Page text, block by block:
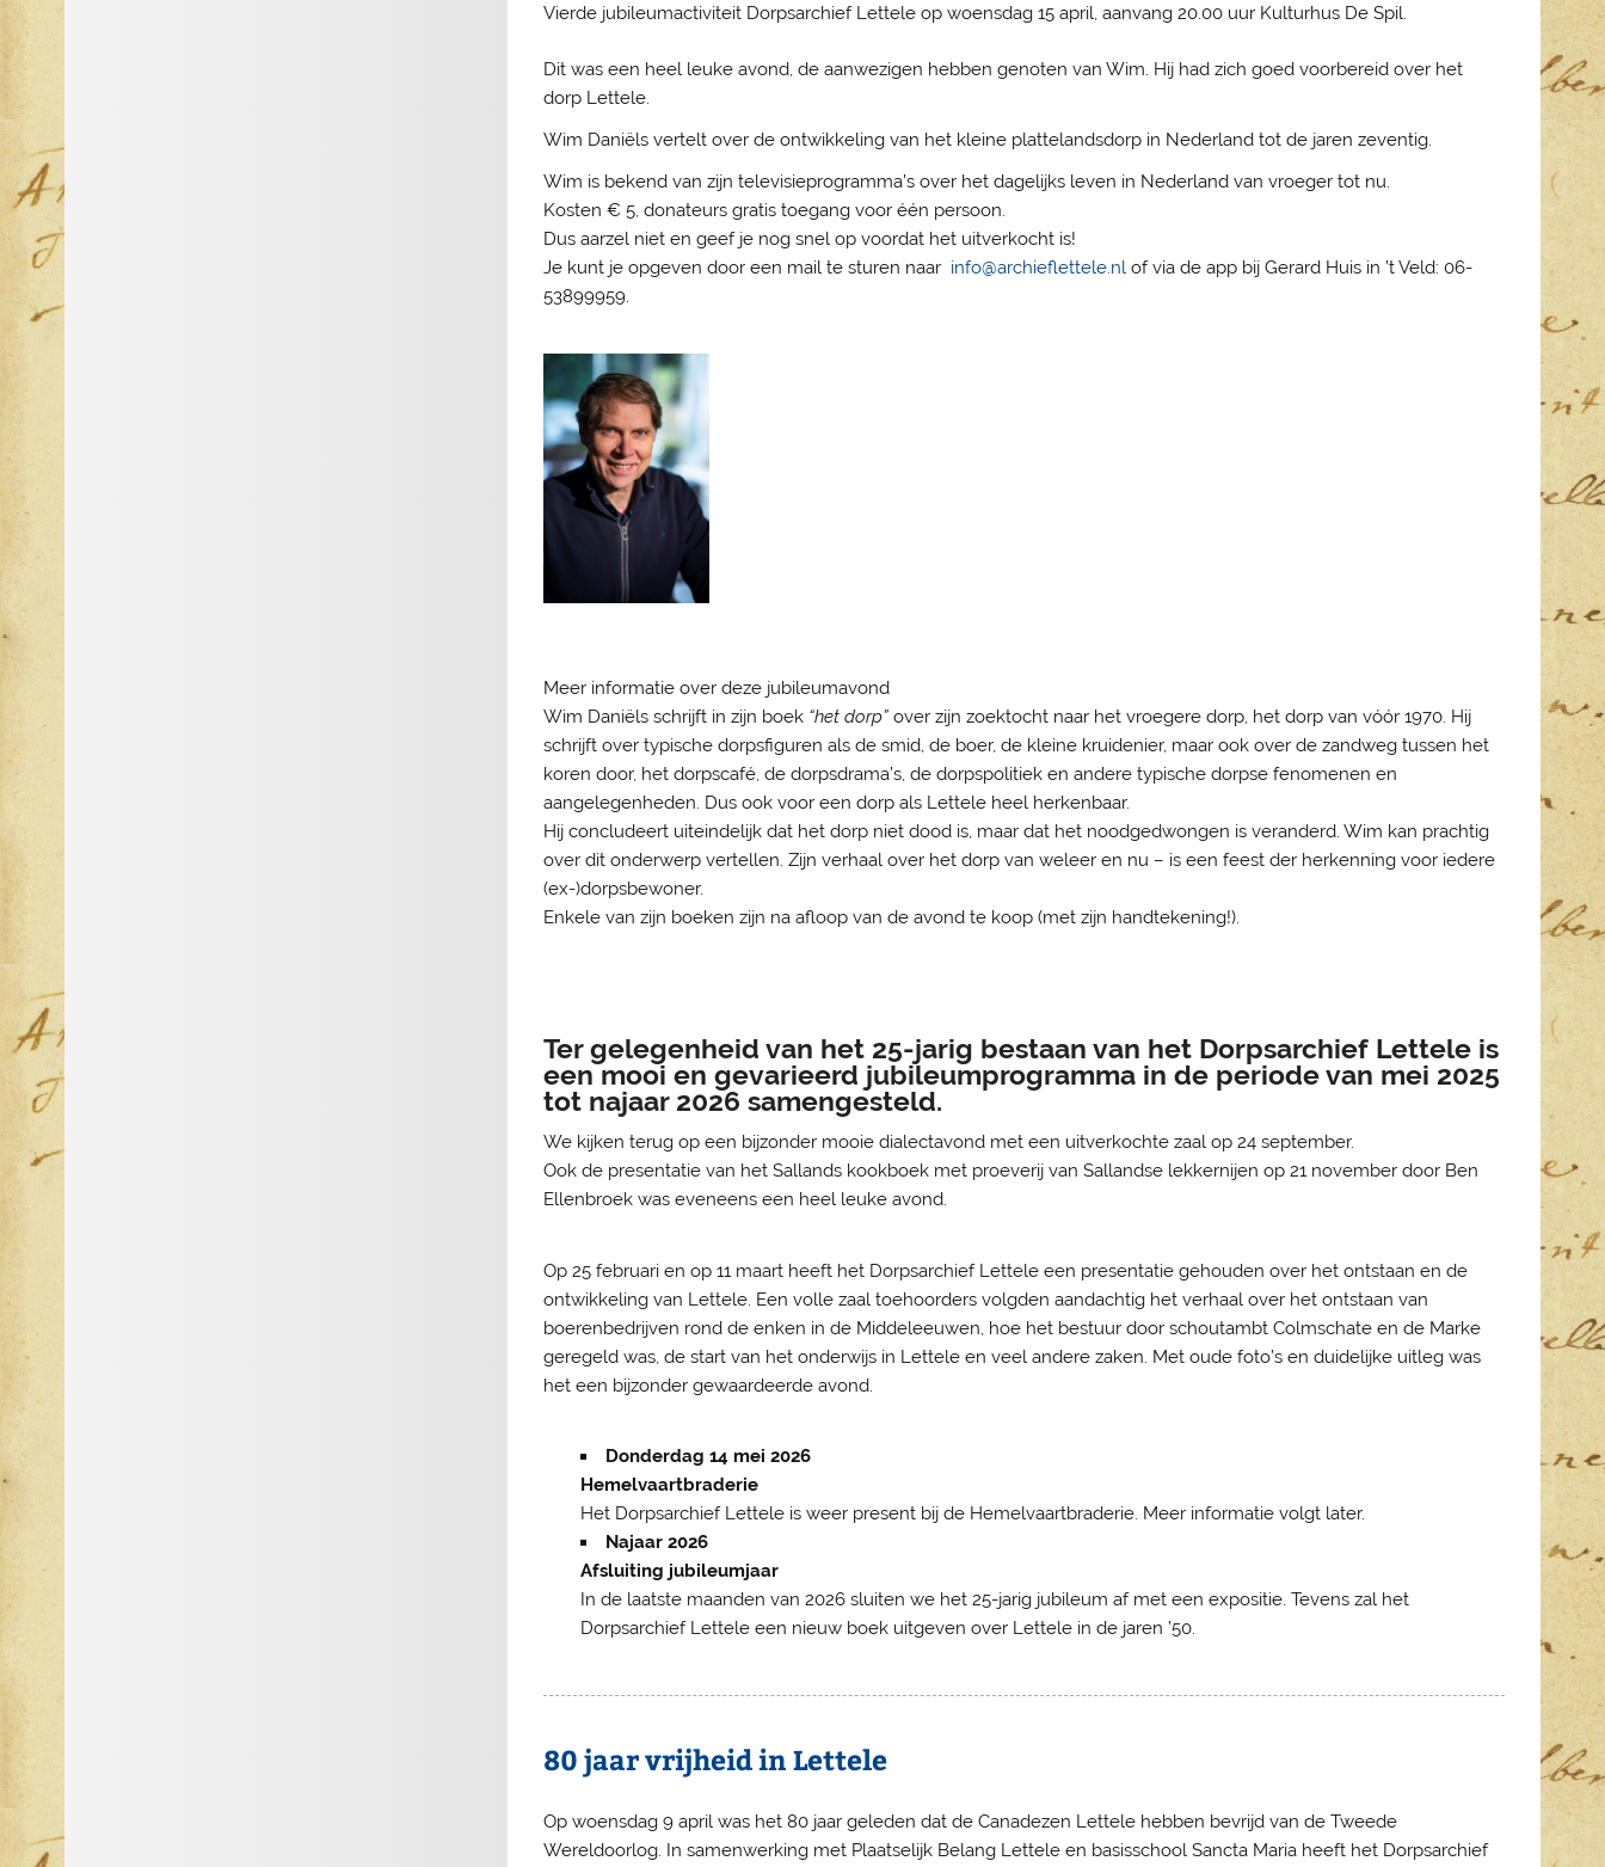
Vierde jubileumactiviteit Dorpsarchief Lettele op woensdag 15 april, aanvang 20.00 uur Kulturhus De Spil.
Dit was een heel leuke avond, de aanwezigen hebben genoten van Wim. Hij had zich goed voorbereid over het
dorp Lettele.
Wim Daniëls vertelt over de ontwikkeling van het kleine plattelandsdorp in Nederland tot de jaren zeventig.
Wim is bekend van zijn televisieprogramma’s over het dagelijks leven in Nederland van vroeger tot nu.
Kosten € 5, donateurs gratis toegang voor één persoon.
Dus aarzel niet en geef je nog snel op voordat het uitverkocht is!
Je kunt je opgeven door een mail te sturen naar info@archieflettele.nl of via de app bij Gerard Huis in ’t Veld: 06-
53899959.
Meer informatie over deze jubileumavond
Wim Daniëls schrijft in zijn boek “het dorp” over zijn zoektocht naar het vroegere dorp, het dorp van vóór 1970. Hij
schrijft over typische dorpsfiguren als de smid, de boer, de kleine kruidenier, maar ook over de zandweg tussen het
koren door, het dorpscafé, de dorpsdrama’s, de dorpspolitiek en andere typische dorpse fenomenen en
aangelegenheden. Dus ook voor een dorp als Lettele heel herkenbaar.
Hij concludeert uiteindelijk dat het dorp niet dood is, maar dat het noodgedwongen is veranderd. Wim kan prachtig
over dit onderwerp vertellen. Zijn verhaal over het dorp van weleer en nu – is een feest der herkenning voor iedere
(ex-)dorpsbewoner.
Enkele van zijn boeken zijn na afloop van de avond te koop (met zijn handtekening!).
Ter gelegenheid van het 25-jarig bestaan van het Dorpsarchief Lettele is
een mooi en gevarieerd jubileumprogramma in de periode van mei 2025
tot najaar 2026 samengesteld.
We kijken terug op een bijzonder mooie dialectavond met een uitverkochte zaal op 24 september.
Ook de presentatie van het Sallands kookboek met proeverij van Sallandse lekkernijen op 21 november door Ben
Ellenbroek was eveneens een heel leuke avond.
Op 25 februari en op 11 maart heeft het Dorpsarchief Lettele een presentatie gehouden over het ontstaan en de
ontwikkeling van Lettele. Een volle zaal toehoorders volgden aandachtig het verhaal over het ontstaan van
boerenbedrijven rond de enken in de Middeleeuwen, hoe het bestuur door schoutambt Colmschate en de Marke
geregeld was, de start van het onderwijs in Lettele en veel andere zaken. Met oude foto’s en duidelijke uitleg was
het een bijzonder gewaardeerde avond.
Donderdag 14 mei 2026
Hemelvaartbraderie
Het Dorpsarchief Lettele is weer present bij de Hemelvaartbraderie. Meer informatie volgt later.
Najaar 2026
Afsluiting jubileumjaar
In de laatste maanden van 2026 sluiten we het 25-jarig jubileum af met een expositie. Tevens zal het
Dorpsarchief Lettele een nieuw boek uitgeven over Lettele in de jaren ’50.
80 jaar vrijheid in Lettele
Op woensdag 9 april was het 80 jaar geleden dat de Canadezen Lettele hebben bevrijd van de Tweede
Wereldoorlog. In samenwerking met Plaatselijk Belang Lettele en basisschool Sancta Maria heeft het Dorpsarchief